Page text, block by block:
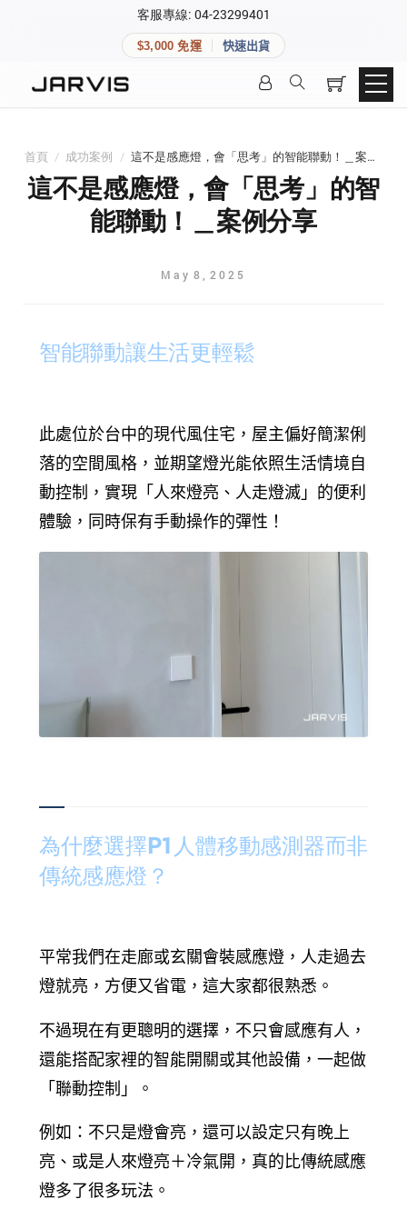
客服專線: 04-23299401
$3,000 免運 快速出貨
首頁 / 成功案例 / 這不是感應燈，會「思考」的智能聯動！＿案例分享
這不是感應燈，會「思考」的智
能聯動！＿案例分享
May 8 2025
智能聯動讓生活更輕鬆
此處位於台中的現代風住宅，屋主偏好簡潔俐
落的空間風格，並期望燈光能依照生活情境自
動控制，實現「人來燈亮、人走燈滅」的便利
體驗，同時保有手動操作的彈性！
為什麼選擇P1人體移動感測器而非
傳統感應燈？
平常我們在走廊或玄關會裝感應燈，人走過去
燈就亮，方便又省電，這大家都很熟悉。
不過現在有更聰明的選擇，不只會感應有人，
還能搭配家裡的智能開關或其他設備，一起做
「聯動控制」。
例如：不只是燈會亮，還可以設定只有晚上
亮、或是人來燈亮＋冷氣開，真的比傳統感應
燈多了很多玩法。
快速連結
Matter 智慧家庭
精品家電
登入後可查看訂單、會員資料與收藏清單。
密碼
登入會員
快速連結
會員資料管理
查看我的最愛
加入 JARVIS VIP